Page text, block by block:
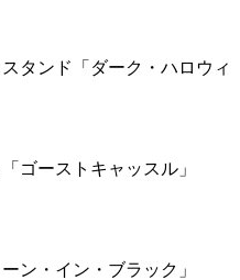
タンド「ダーク・ハロウィ
ゴーストキャッスル」
ン・イン・ブラック」